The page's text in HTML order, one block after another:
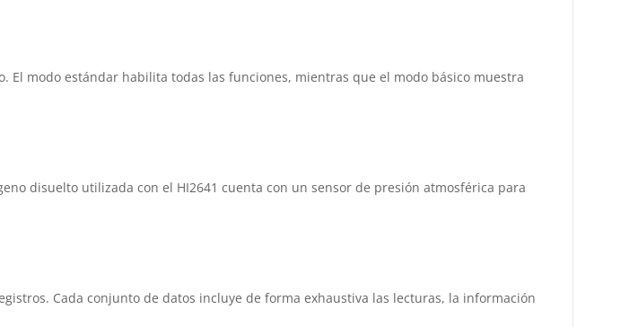
El modo estándar habilita todas las funciones, mientras que el modo básico muestra
disuelto utilizada con el HI2641 cuenta con un sensor de presión atmosférica para
Cada conjunto de datos incluye de forma exhaustiva las lecturas, la información